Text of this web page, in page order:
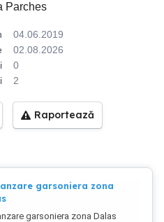
Parches
04.06.2019
02.08.2026
0
2
Raportează
garsoniera zona
garsoniera zona Dalas